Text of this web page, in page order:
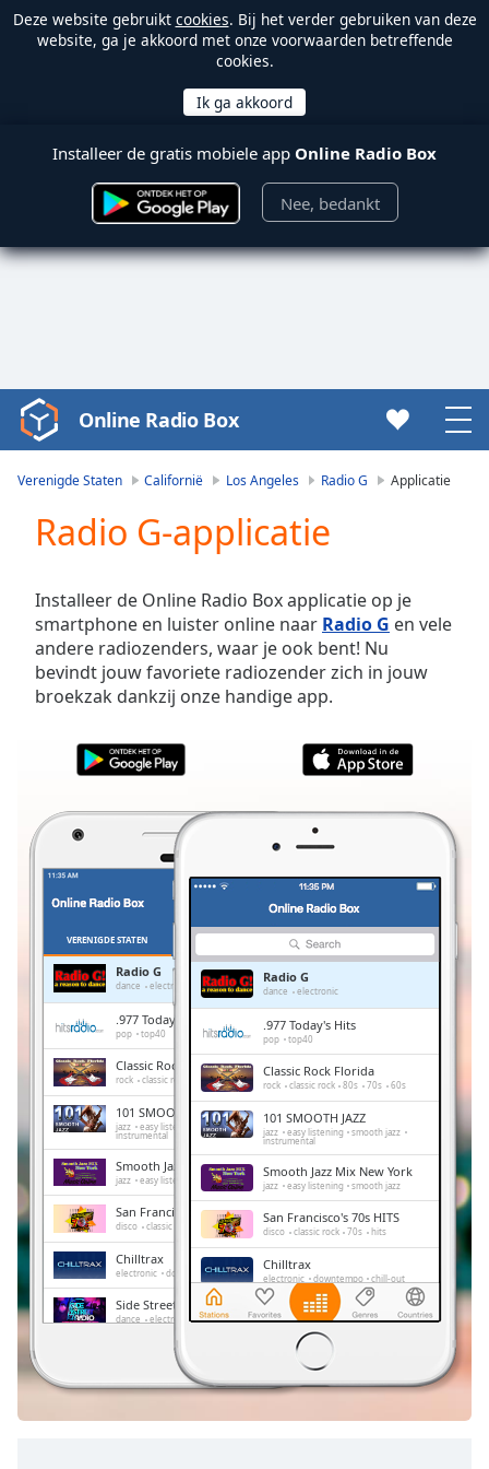
Deze website gebruikt cookies. Bij het verder gebruiken van deze
website, ga je akkoord met onze voorwaarden betreffende
cookies.
Installeer de gratis mobiele app Online Radio Box
Nee, bedankt
Video
Player
Video
Skip
Backward
Skip
Forward
Mute
Current
Duration-:-
0.00%
Stream
TypeLIVE
Seek to
LIVE
Remaining
Time-
Playback
Chapters
Chapters
Descriptions
descriptions
off,
Subtitles
subtitles
Online Radio Box
Verenigde Staten Californië Los Angeles Radio G Applicatie
Radio G-applicatie
Installeer de Online Radio Box applicatie op je
smartphone en luister online naar Radio G en vele
andere radiozenders, waar je ook bent! Nu
bevindt jouw favoriete radiozender zich in jouw
broekzak dankzij onze handige app.
VERENIGDE STATEN
Radio G
dance electronic
.977 Today's Hits
pop top40
Classic Rock Florida
rock classic rock 80s 70s 60s
101 SMOOTH JAZZ
jazz easy listening smooth jazz
instrumental
Smooth Jazz Mix New York
jazz easy listening smooth jazz
San Francisco's 70s HITS
disco classic rock 70s hits
Chilltrax
electronic downtempo chill-out
Side Street Radio
dance electronic trance house
progressive house
FOX News Talk
Radio G
dance electronic
.977 Today's Hits
pop top40
Classic Rock Florida
rock classic rock 80s 70s 60s
101 SMOOTH JAZZ
jazz easy listening smooth jazz
instrumental
Smooth Jazz Mix New York
jazz easy listening smooth jazz
San Francisco's 70s HITS
disco classic rock 70s hits
Chilltrax
electronic downtempo chill-out
Side Street Radio
dance electronic trance house
progressive house
FOX News Talk